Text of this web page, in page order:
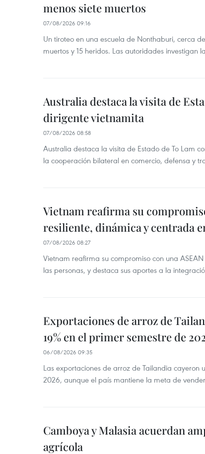
menos siete muertos
07/08/2026 09:16
Un tiroteo en una escuela de Nonthaburi, cerca
muertos y 15 heridos. Las autoridades investigan
Australia destaca la visita de
dirigente vietnamita
07/08/2026 08:58
Australia destaca la visita de Estado de To Lam
la cooperación bilateral en comercio, defensa y
Vietnam reafirma su
resiliente, dinámica y centrada
07/08/2026 08:27
Vietnam reafirma su compromiso con una
las personas, y destaca sus aportes a la
Exportaciones de arroz de
19% en el primer semestre de
06/08/2026 09:35
Las exportaciones de arroz de Tailandia cayeron
2026, aunque el país mantiene la meta de
Camboya y Malasia acuerdan
agrícola